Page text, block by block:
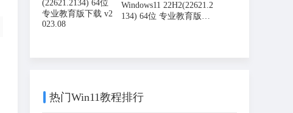
Windows11 22H2(22621.2
134) 64位 专业教育版下
热门Win11教程排行